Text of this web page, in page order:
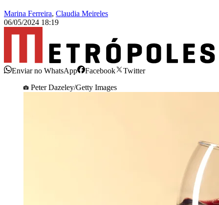
Marina Ferreira, Claudia Meireles
06/05/2024 18:19
Enviar no WhatsApp Facebook
Twitter
Peter Dazeley/Getty Images